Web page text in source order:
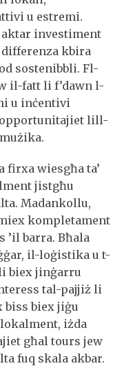
u estremi.
investiment
kbira
sostenibbli. Fl-
il-fatt li f’dawn l-
u inċentivi
lill-
firxa wiesgħa ta’
jistgħu
Madankollu,
kompletament
’il barra. Bħala
il-loġistika u t-
biex jinġarru
tal-pajjiż li
biss biex jiġu
iżda
għal tours jew
fuq skala akbar.